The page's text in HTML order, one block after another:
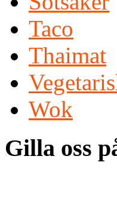
Taco
Thaimat
Wok
Gilla oss